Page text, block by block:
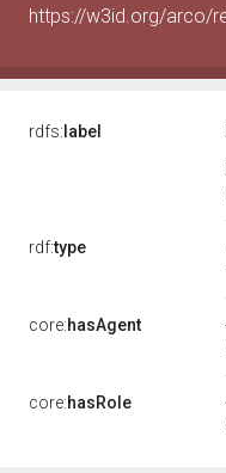
https://w3id.org/arco/
rdfs: label
rdf:type
core:hasAgent
core:hasRole